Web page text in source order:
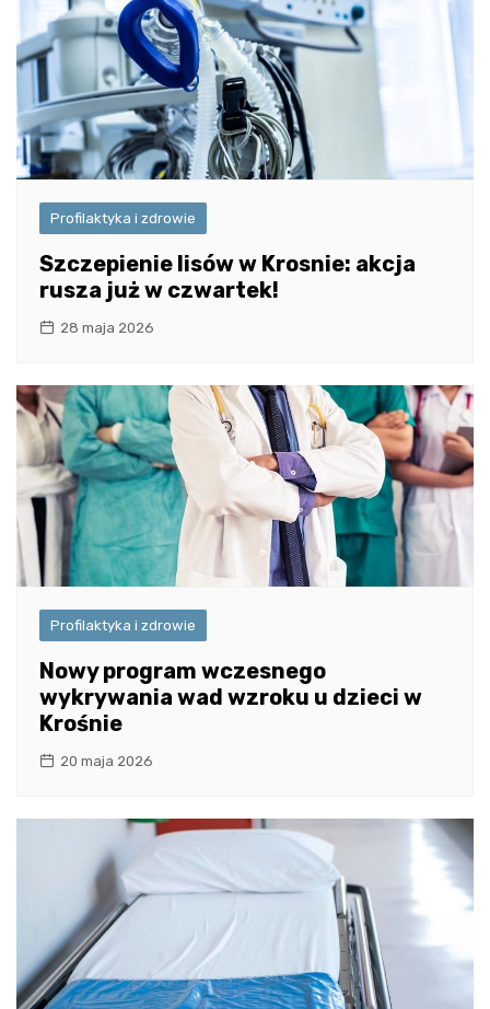
Profilaktyka i zdrowie
Szczepienie lisów w Krosnie: akcja
rusza już w czwartek!
28 maja 2026
Profilaktyka i zdrowie
Nowy program wczesnego
wykrywania wad wzroku u dzieci w
Krośnie
20 maja 2026